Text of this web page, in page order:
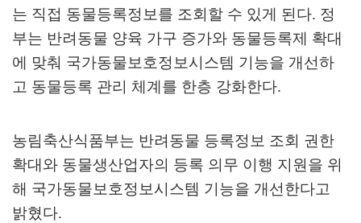
는 직접 동물등록정보를 조회할 수 있게 된다. 정
부는 반려동물 양육 가구 증가와 동물등록제 확대
에 맞춰 국가동물보호정보시스템 기능을 개선하
고 동물등록 관리 체계를 한층 강화한다.
농림축산식품부는 반려동물 등록정보 조회 권한
확대와 동물생산업자의 등록 의무 이행 지원을 위
해 국가동물보호정보시스템 기능을 개선한다고
밝혔다.